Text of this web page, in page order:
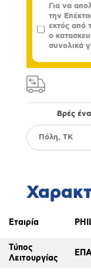
Για να
την
εκτός από
ο
συνολικά
Βρές
Εταιρία
Τύπος
Λειτουργίας